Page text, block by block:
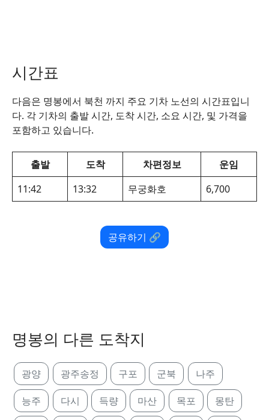
시간표
다음은 명봉에서 북천 까지 주요 기차 노선의 시간표입니
다. 각 기차의 출발 시간, 도착 시간, 소요 시간, 및 가격을
포함하고 있습니다.
출발 도착 차편정보
운임
11:42
13:32 무궁화호 6,700
공유하기 🔗
명봉의 다른 도착지
광양 광주송정 구포 군북 나주
능주 다시 득량 마산 목포 몽탄